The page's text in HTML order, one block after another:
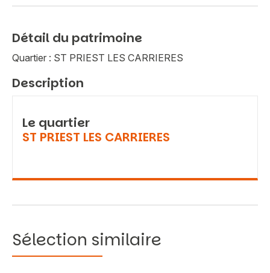
Détail du patrimoine
Quartier : ST PRIEST LES CARRIERES
Description
Le quartier
ST PRIEST LES CARRIERES
Sélection similaire